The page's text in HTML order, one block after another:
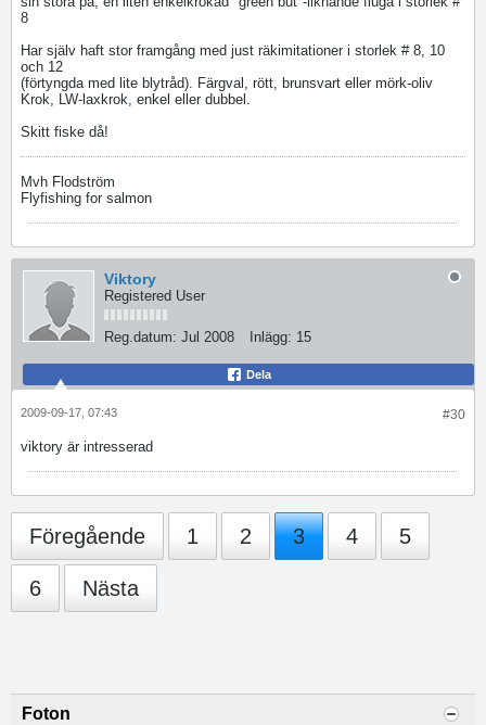
8
Har själv haft stor framgång med just räkimitationer i storlek # 8, 10
och 12
(förtyngda med lite blytråd). Färgval, rött, brunsvart eller mörk-oliv
Krok, LW-laxkrok, enkel eller dubbel.
Skitt fiske då!
Mvh Flodström
Flyfishing for salmon
Viktory
Registered User
Reg.datum: Jul 2008 Inlägg: 15
Dela
#30
2009-09-17, 07:43
viktory är intresserad
Föregående 1 2 3 4 5
6 Nästa
Foton